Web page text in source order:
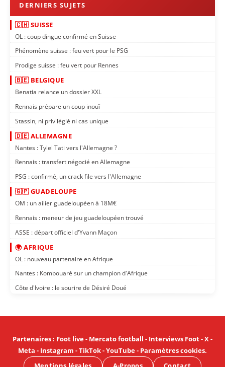
🇨🇭 SUISSE
OL : coup dingue confirmé en Suisse
Phénomène suisse : feu vert pour le PSG
Prodige suisse : feu vert pour Rennes
🇧🇪 BELGIQUE
Benatia relance un dossier XXL
Rennais prépare un coup inouï
Stassin, ni privilégié ni cas unique
🇩🇪 ALLEMAGNE
Nantes : Tylel Tati vers l'Allemagne ?
Rennais : transfert négocié en Allemagne
PSG : confirmé, un crack file vers l'Allemagne
🇬🇵 GUADELOUPE
OM : un ailier guadeloupéen à 18M€
Rennais : meneur de jeu guadeloupéen trouvé
ASSE : départ officiel d'Yvann Maçon
🌍 AFRIQUE
OL : nouveau partenaire en Afrique
Nantes : Kombouaré sur un champion d'Afrique
Côte d'Ivoire : le sourire de Désiré Doué
Partenaires: Foot live- Mercato football - Interviews Foot-X-
Meta - Instagram -TikTok-YouTube- Paramètres cookies.